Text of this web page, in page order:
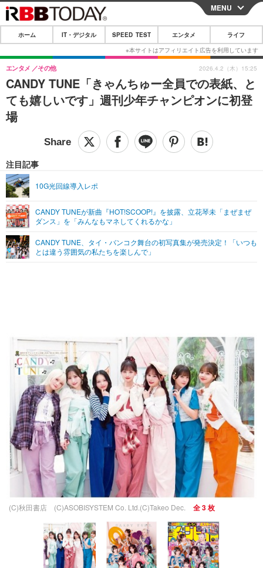
CLOSE
ホーム
IT・デジタル
IT・デジタルTOP スマートフォン
ショッピング その他
SPEED TEST
エンタメ
エンタメTOP 映画・ドラマ
音楽
グラビア ブログ
ペット
その他
リリース一覧
プッシュ通知の停止方法
MENU
ホーム IT・デジタル SPEED TEST エンタメ ライフ
CANDY TUNE「きゃんちゅー全員での表紙、と
ても嬉しいです」週刊少年チャンピオンに初登
場
エンタメ その他
注目記事
10G光回線導入レポ
CANDY TUNEが新曲『HOT!SCOOP!』を披露、立花琴未「まぜまぜ
ダンス」を「みんなもマネしてくれるかな」
CANDY TUNE、タイ・バンコク舞台の初写真集が発売決定！「いつも
とは違う雰囲気の私たちを楽しんで」
2026.4.2（木）15:25
(C)秋田書店 (C)ASOBISYSTEM Co. Ltd.(C)Takeo Dec. 全 3 枚